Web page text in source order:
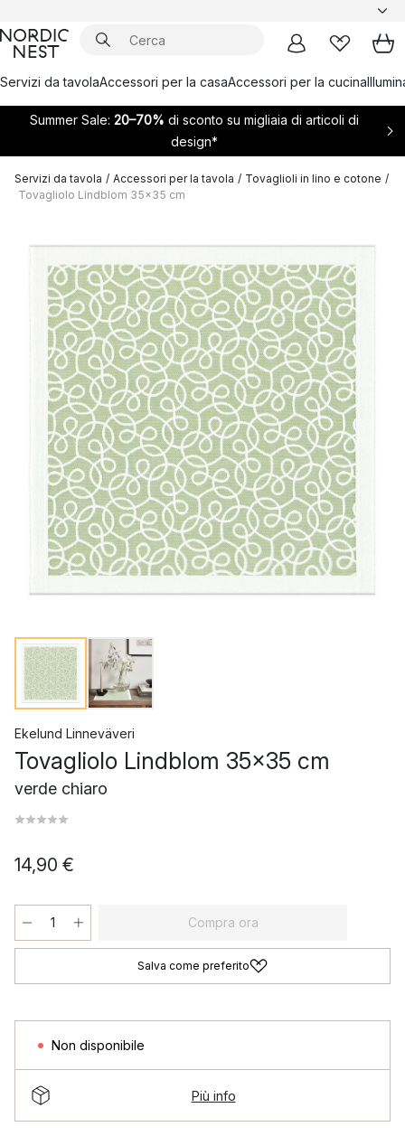
Servizi da tavolaAccessori per la casaAccessori per la cucina
Summer Sale: 20–70% di sconto su migliaia di articoli di
design*
Servizi da tavola / Accessori per la tavola / Tovaglioli in lino e cotone /
Tovagliolo Lindblom 35x35 cm
Ekelund Linneväveri
Tovagliolo Lindblom 35x35 cm
verde chiaro
14,90 €
Compra ora
Salva come preferito
Non disponibile
Più info